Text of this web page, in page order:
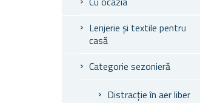
Lenjerie și textile pentru
casă
Categorie sezonieră
Distracție în aer liber